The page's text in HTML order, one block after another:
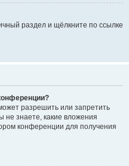
раздел и щёлкните по ссылке
разрешить или запретить
знаете, какие вложения
конференции для получения